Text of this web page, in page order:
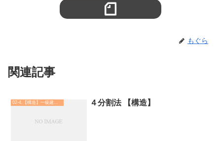
もぐら
関連記事
４分割法 【構造】